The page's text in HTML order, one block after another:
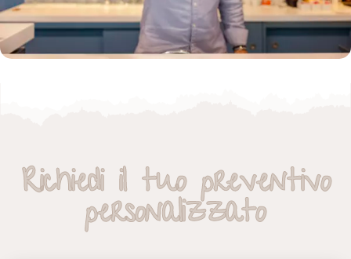
Richiedi il tuo preventivo
personalizzato